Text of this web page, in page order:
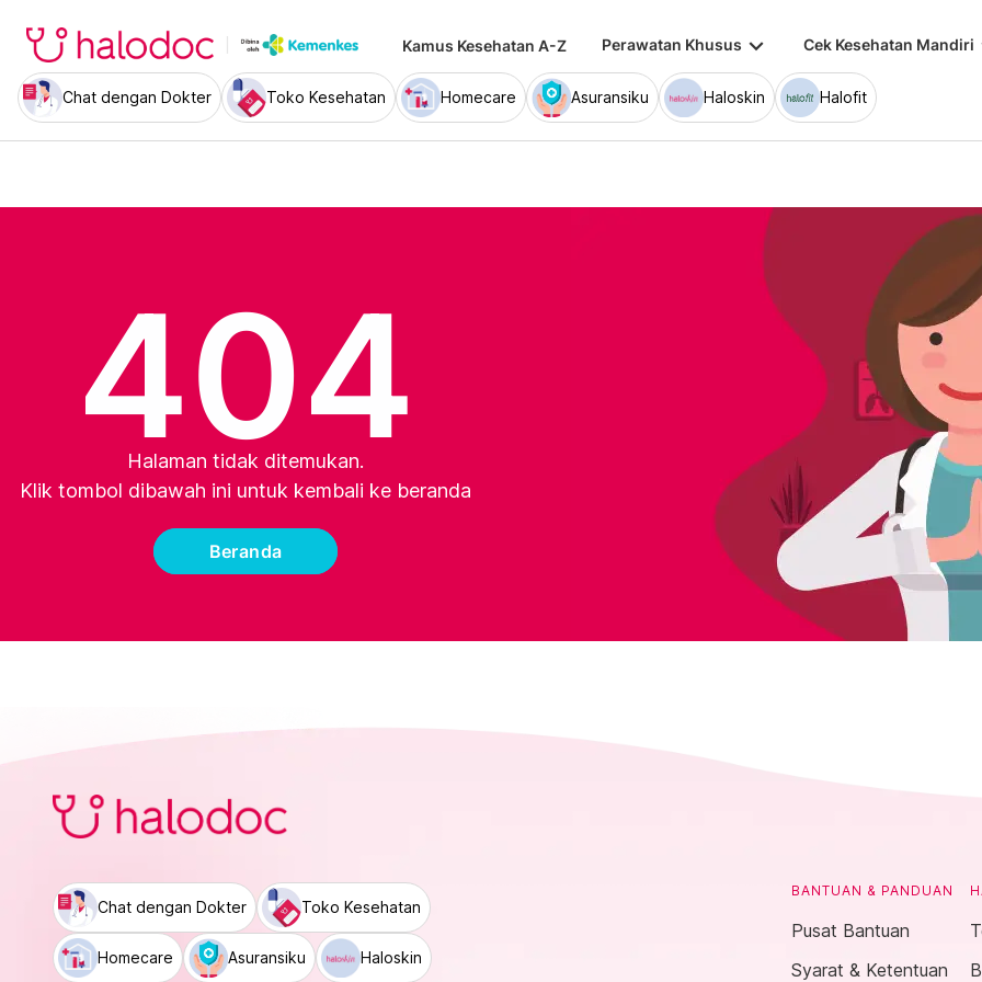
Kamus Kesehatan A-Z Perawatan Khusus keyboard_arrow_down Cek Kesehatan Mandiri
Chat dengan Dokter Toko Kesehatan Homecare Asuransiku Haloskin Halofit
404
Halaman tidak ditemukan.
Klik tombol dibawah ini untuk kembali ke beranda
Beranda
Chat dengan Dokter Toko Kesehatan
Homecare Asuransiku Haloskin
BANTUAN & PANDUAN
Pusat Bantuan
Syarat & Ketentuan